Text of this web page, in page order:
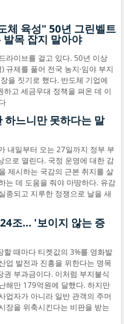
체 육성" 50년 그린벨트
목 잡지 말아야
라이브를 걸고 있다. 50년 이상
규제를 풀어 전국 농지·임야 부지
을 짓기로 했다. 반도체 기업에
고 세금우대 정책을 펴온 데 이
하느니만 못하다는 말
내일부터 오는 27일까지 정부 부
으로 열린다. 국정 운영에 대한 감
제시하는 국감의 근본 취지를 살
는 데 도움을 줘야 마땅하다. 유감
종되고 지루한 정쟁으로 날을 새
조… '보이지 않는 증
할 때마다 티켓값의 3%를 영화발
업 발전과 진흥을 위한다는 명목
부과금이다. 이처럼 부지불식
해만 179억원에 달했다. 하지만
업자가 아니라 일반 관객의 주머
장을 위축시킨다는 비판을 받는